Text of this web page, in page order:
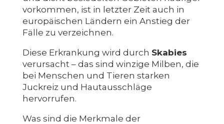
vorkommen, ist in letzter Zeit auch in
europäischen Ländern ein Anstieg der
Fälle zu verzeichnen.
Diese Erkrankung wird durch Skabies
verursacht – das sind winzige Milben, die
bei Menschen und Tieren starken
Juckreiz und Hautausschläge
hervorrufen.
Was sind die Merkmale der